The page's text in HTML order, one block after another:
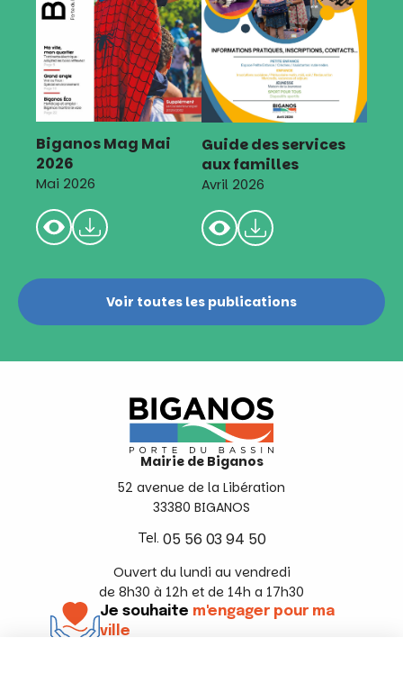
Biganos Mag Mai
2026
Mai 2026
Guide des services
aux familles
Avril 2026
Voir toutes les publications
Mairie de Biganos
52 avenue de la Libération
33380 BIGANOS
Tel. 05 56 03 94 50
Ouvert du lundi au vendredi
de 8h30 à 12h et de 14h a 17h30
Je souhaite m'engager pour ma
ville